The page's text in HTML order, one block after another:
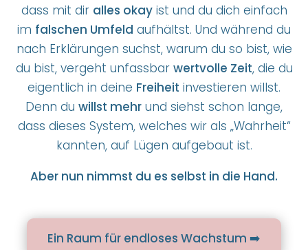
dass mit dir alles okayist und du dich einfach
im falschen Umfeld aufhältst. Und während du
nach Erklärungen suchst, warum du so bist, wie
du bist, vergeht unfassbar wertvolle Zeit, die du
eigentlich in deine Freiheit investieren willst.
Denn du willst mehr und siehst schon lange,
dass dieses System, welches wir als „Wahrheit“
kannten, auf Lügen aufgebaut ist.
Aber nun nimmst du es selbst in die Hand.
Ein Raum für endloses Wachstum ➡️